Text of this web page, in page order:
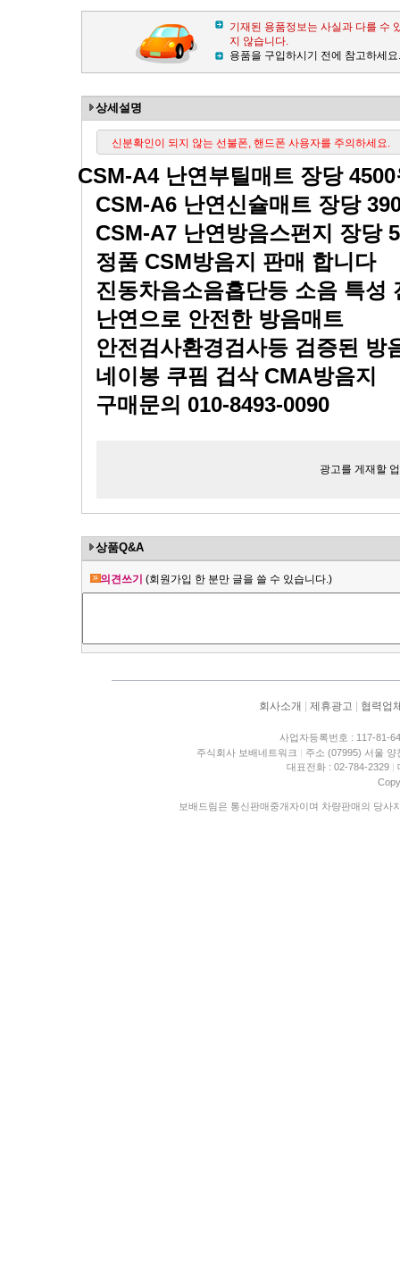
기재된 용품정보는 사실과 다를 수
지 않습니다.
용품을 구입하시기 전에 참고하세
상세설명
신분확인이 되지 않는 선불폰, 핸드폰 사용자를 주의하세요.
CSM-A4 난연부틸매트 장당4500
CSM-A6 난연신슐매트 장당
CSM-A7 난연방음스펀지 장당
정품 CSM방음지 판매 합니다
진동차음소음흡단등 소음 특성
난연으로 안전한 방음매트
안전검사환경검사등 검증된 방
네이봉 쿠핌 겁삭 CMA방음지
구매문의 010-8493-0090
광고를 게재할
상품Q&A
의견쓰기 (회원가입 한 분만 글을 쓸 수 있습니다.)
회사소개 제휴광고 협력업
사업자등록번호 : 117-81-
주식회사 보배네트워크 | 주소 (07995) 서울
대표전화 : 02-784-2329 |
보배드림은 통신판매중개자이며 차량판매의 당